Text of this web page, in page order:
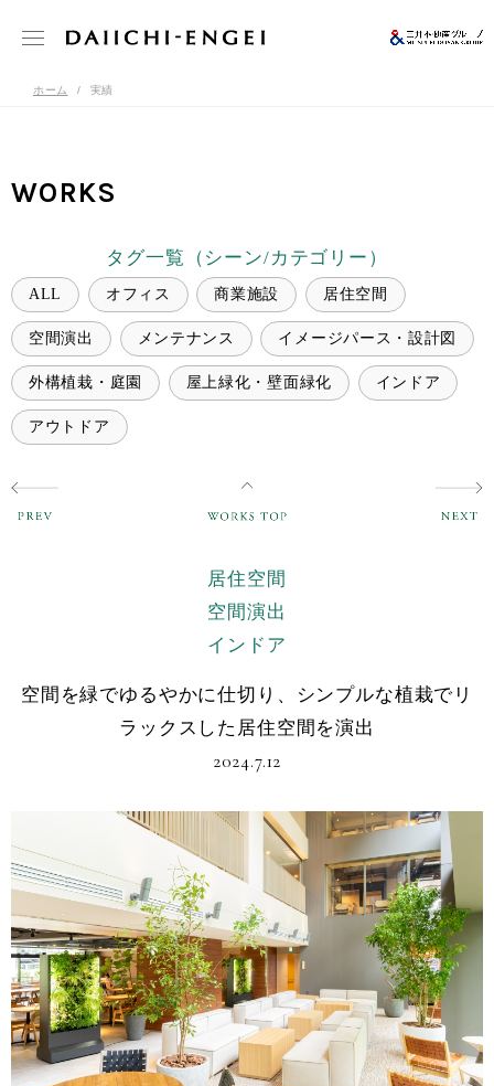
ホーム 実績
WORKS
タグ一覧（シーン/カテゴリー）
ALL オフィス 商業施設 居住空間
空間演出 メンテナンス イメージパース・設計図
外構植栽・庭園 屋上緑化・壁面緑化 インドア
アウトドア
居住空間
空間演出
インドア
空間を緑でゆるやかに仕切り、シンプルな植栽でリ
ラックスした居住空間を演出
2024.7.12